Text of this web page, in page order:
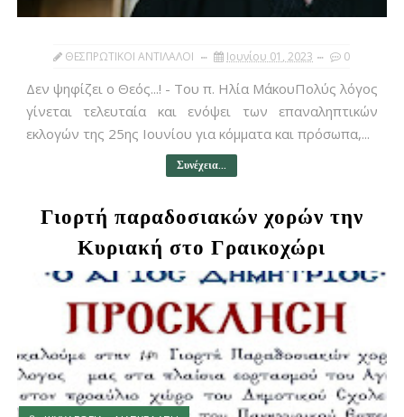
ΘΕΣΠΡΩΤΙΚΟΙ ΑΝΤΙΛΑΛΟΙ Ιουνίου 01, 2023 0
Δεν ψηφίζει ο Θεός...! - Του π. Ηλία ΜάκουΠολύς λόγος
γίνεται τελευταία και ενόψει των επαναληπτικών
εκλογών της 25ης Ιουνίου για κόμματα και πρόσωπα,...
Συνέχεια...
Γιορτή παραδοσιακών χορών την
Κυριακή στο Γραικοχώρι